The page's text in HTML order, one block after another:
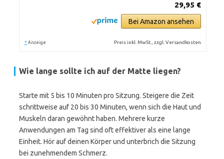
29,95 €
Bei Amazon ansehen
* Anzeige Preis inkl. MwSt., zzgl. Versandkosten
Wie lange sollte ich auf der Matte liegen?
Starte mit 5 bis 10 Minuten pro Sitzung. Steigere die Zeit
schrittweise auf 20 bis 30 Minuten, wenn sich die Haut und
Muskeln daran gewöhnt haben. Mehrere kurze
Anwendungen am Tag sind oft effektiver als eine lange
Einheit. Hör auf deinen Körper und unterbrich die Sitzung
bei zunehmendem Schmerz.